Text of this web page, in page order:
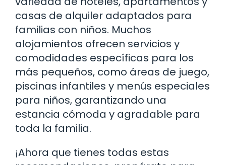
casas de alquiler adaptados para
familias con niños. Muchos
alojamientos ofrecen servicios y
comodidades específicas para los
más pequeños, como áreas de juego,
piscinas infantiles y menús especiales
para niños, garantizando una
estancia cómoda y agradable para
toda la familia.
¡Ahora que tienes todas estas